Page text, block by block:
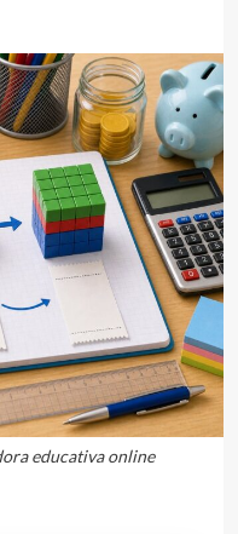
educativa online